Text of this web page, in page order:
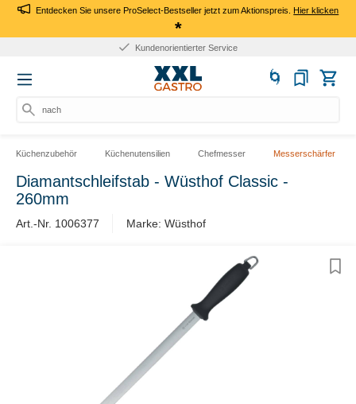
Entdecken Sie unsere ProSelect-Bestseller jetzt zum Aktionspreis.Hier klicken
*
Kundenorientierter Service
nach Pr
Küchenzubehör Küchenutensilien Chefmesser Messerschärfer
Diamantschleifstab - Wüsthof Classic -
260mm
Art.-Nr. 1006377 Marke: Wüsthof